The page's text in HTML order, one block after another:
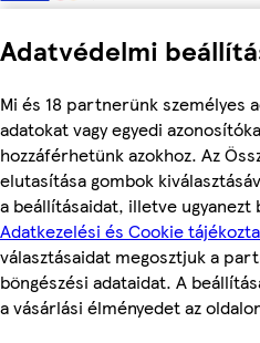
Adatvédelmi
Mi és 18 partnerünk személyes
adatokat vagy egyedi
hozzáférhetünk azokhoz. Az
elutasítása gombok
a beállításaidat, illetve
Adatkezelési és Cookie
választásaidat megosztjuk a
böngészési adataidat. A
a vásárlási élményedet az